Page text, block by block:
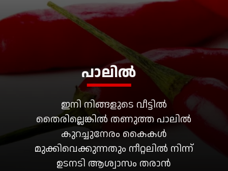
ഇനി നിങ്ങളുടെ വീട്ടിൽ
തൈരില്ലെങ്കിൽ തണുത്ത പാലിൽ
കുറച്ചുനേരം കൈകൾ
മുക്കിവെക്കുന്നതും നീറ്റലിൽ നിന്ന്
ഉടനടി ആശ്വാസം തരാൻ
പാലിൽ